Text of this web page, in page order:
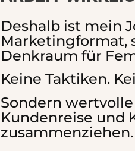
Deshalb ist mein
Marketingformat,
Denkraum für
Keine Taktiken.
Sondern wertvolle
Kundenreise und
zusammenziehen.